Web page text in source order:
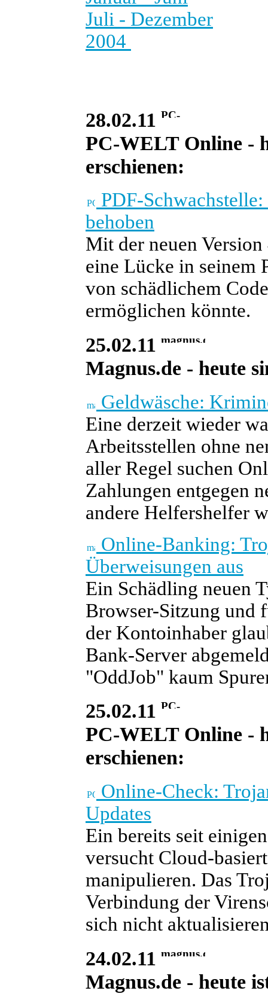
Juli - Dezember
2004
28.02.11
PC-WELT Online -
erschienen:
PDF-
behoben
Mit der neuen
eine Lücke in seinem
von schädlichem
ermöglichen könnte.
25.02.11
Magnus.de - heute
Geldwäsche:
Eine derzeit wieder
Arbeitsstellen ohne
aller Regel suchen
Zahlungen entgegen
andere Helfershelfer
Online-Banking:
Überweisungen aus
Ein Schädling neuen
Browser-Sitzung und
der Kontoinhaber
Bank-Server
"OddJob" kaum
25.02.11
PC-WELT Online -
erschienen:
Online-Check:
Updates
Ein bereits seit
versucht Cloud-
manipulieren. Das
Verbindung der
sich nicht
24.02.11
Magnus.de - heute